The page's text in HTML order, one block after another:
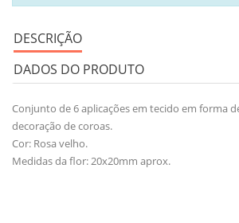
DESCRIÇÃO
DADOS DO PRODUTO
Conjunto de 6 aplicações em tecido em forma
decoração de coroas.
Cor: Rosa velho.
Medidas da flor: 20x20mm aprox.